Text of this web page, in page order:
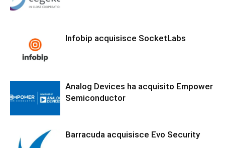
Infobip acquisisce SocketLabs
Analog Devices ha acquisito Empower
Semiconductor
Barracuda acquisisce Evo Security